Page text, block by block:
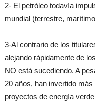
2- El petróleo todavía
mundial (terrestre,
3-Al contrario de los
alejando rápidamente de
NO está sucediendo. A
20 años, han invertido
proyectos de energía